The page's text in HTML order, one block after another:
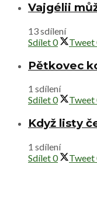
Vajgélii
13 sdílení
Sdílet0 Tweet
Pětkovec
1 sdílení
Sdílet0 Tweet
Když listy
1 sdílení
Sdílet0 Tweet